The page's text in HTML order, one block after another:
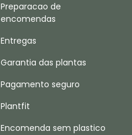
Preparacao de
encomendas
Entregas
Garantia das plantas
Pagamento seguro
Plantfit
Encomenda sem plastico